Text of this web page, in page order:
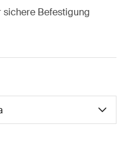
sichere Befestigung